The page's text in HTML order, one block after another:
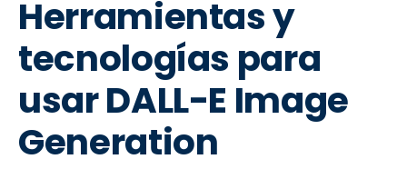
Herramientas y
tecnologías para
usar DALL-E Image
Generation